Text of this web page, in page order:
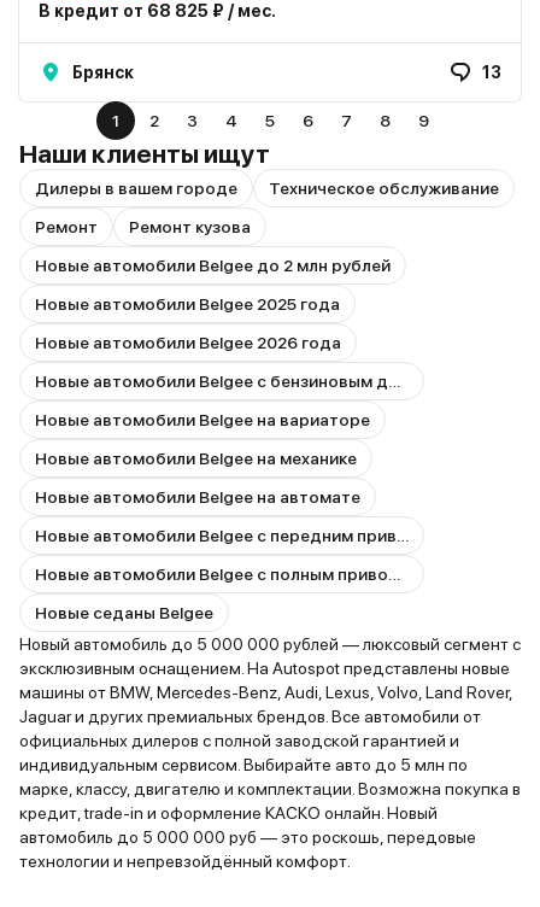
В кредит от 68 825 ₽ / мес.
Брянск 13
1 2 3 4 5 6 7 8 9
Наши клиенты ищут
Дилеры в вашем городе
Техническое обслуживание
Ремонт
Ремонт кузова
Новые автомобили Belgee до 2 млн рублей
Новые автомобили Belgee 2025 года
Новые автомобили Belgee 2026 года
Новые автомобили Belgee на вариаторе
Новые автомобили Belgee на механике
Новые автомобили Belgee на автомате
Новые седаны Belgee
Новый автомобиль до 5 000 000 рублей — люксовый сегмент с
эксклюзивным оснащением. На Autospot представлены новые
машины от BMW, Mercedes-Benz, Audi, Lexus, Volvo, Land Rover,
Jaguar и других премиальных брендов. Все автомобили от
официальных дилеров с полной заводской гарантией и
индивидуальным сервисом. Выбирайте авто до 5 млн по
марке, классу, двигателю и комплектации. Возможна покупка в
кредит, trade-in и оформление КАСКО онлайн. Новый
автомобиль до 5 000 000 руб — это роскошь, передовые
технологии и непревзойдённый комфорт.